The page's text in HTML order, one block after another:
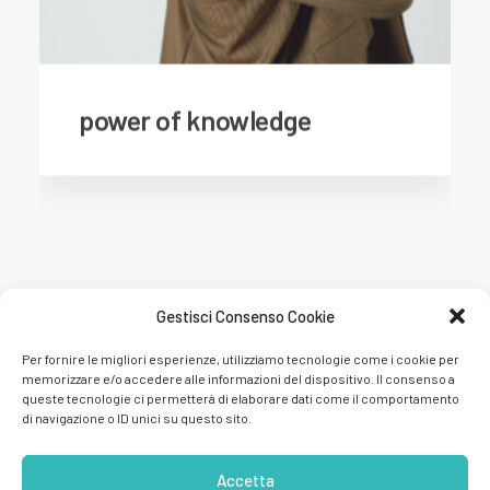
Gestisci Consenso Cookie
Per fornire le migliori esperienze, utilizziamo tecnologie come i cookie per
memorizzare e/o accedere alle informazioni del dispositivo. Il consenso a
queste tecnologie ci permetterà di elaborare dati come il comportamento
di navigazione o ID unici su questo sito.
Accetta
power of knowledge